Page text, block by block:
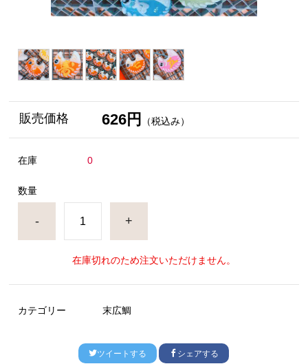
販売価格 626円 （税込み）
在庫 0
数量
- +
在庫切れのため注文いただけません。
カテゴリー 末広鯛
ツイートする シェアする